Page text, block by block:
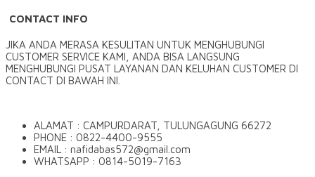
CONTACT INFO
JIKA ANDA MERASA KESULITAN UNTUK MENGHUBUNGI
CUSTOMER SERVICE KAMI, ANDA BISA LANGSUNG
MENGHUBUNGI PUSAT LAYANAN DAN KELUHAN CUSTOMER DI
CONTACT DI BAWAH INI.
ALAMAT : CAMPURDARAT, TULUNGAGUNG 66272
PHONE : 0822-4400-9555
EMAIL : nafidabas572@gmail.com
WHATSAPP : 0814-5019-7163